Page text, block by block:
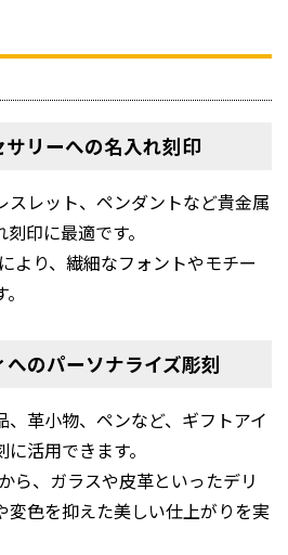
リーへの名入れ刻印
スレット、ペンダントなど貴金属
印に最適です。
より、繊細なフォントやモチー
のパーソナライズ彫刻
革小物、ペンなど、ギフトアイ
活用できます。
ら、ガラスや皮革といったデリ
変色を抑えた美しい仕上がりを実